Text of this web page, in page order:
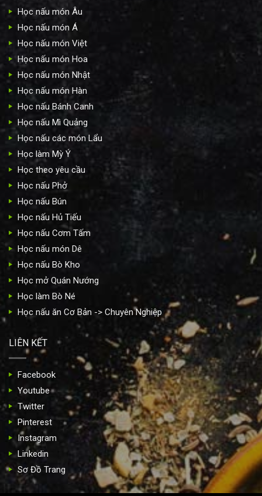
Học nấu món Âu
Học nấu món Á
Học nấu món Việt
Học nấu món Hoa
Học nấu món Nhật
Học nấu món Hàn
Học nấu Bánh Canh
Học nấu Mì Quảng
Học nấu các món Lẩu
Học làm Mỳ Ý
Học theo yêu cầu
Học nấu Phở
Học nấu Bún
Học nấu Hủ Tiếu
Học nấu Cơm Tấm
Học nấu món Dê
Học nấu Bò Kho
Học mở Quán Nướng
Học làm Bò Né
Học nấu ăn Cơ Bản -> Chuyên Nghiệp
LIÊN KẾT
Facebook
Youtube
Twitter
Pinterest
Instagram
Linkedin
Sơ Đồ Trang